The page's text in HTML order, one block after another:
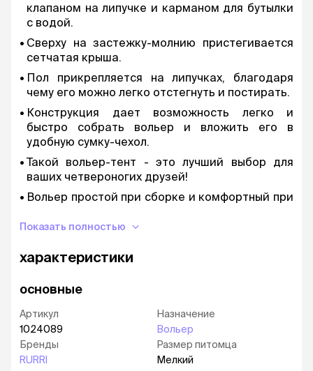
клапаном на липучке и карманом для бутылки
с водой.
Сверху на застежку-молнию пристегивается
сетчатая крыша.
Пол прикрепляется на липучках, благодаря
чему его можно легко отстегнуть и постирать.
Конструкция дает возможность легко и
быстро собрать вольер и вложить его в
удобную сумку-чехол.
Такой вольер-тент - это лучший выбор для
ваших четвероногих друзей!
Вольер простой при сборке и комфортный при
Его легко брать с собой на природу.
Показать полностью
характеристики
основные
Артикул
1024089
Бренды
RURRI
Назначение
Вольер
Размер питомца
Мелкий